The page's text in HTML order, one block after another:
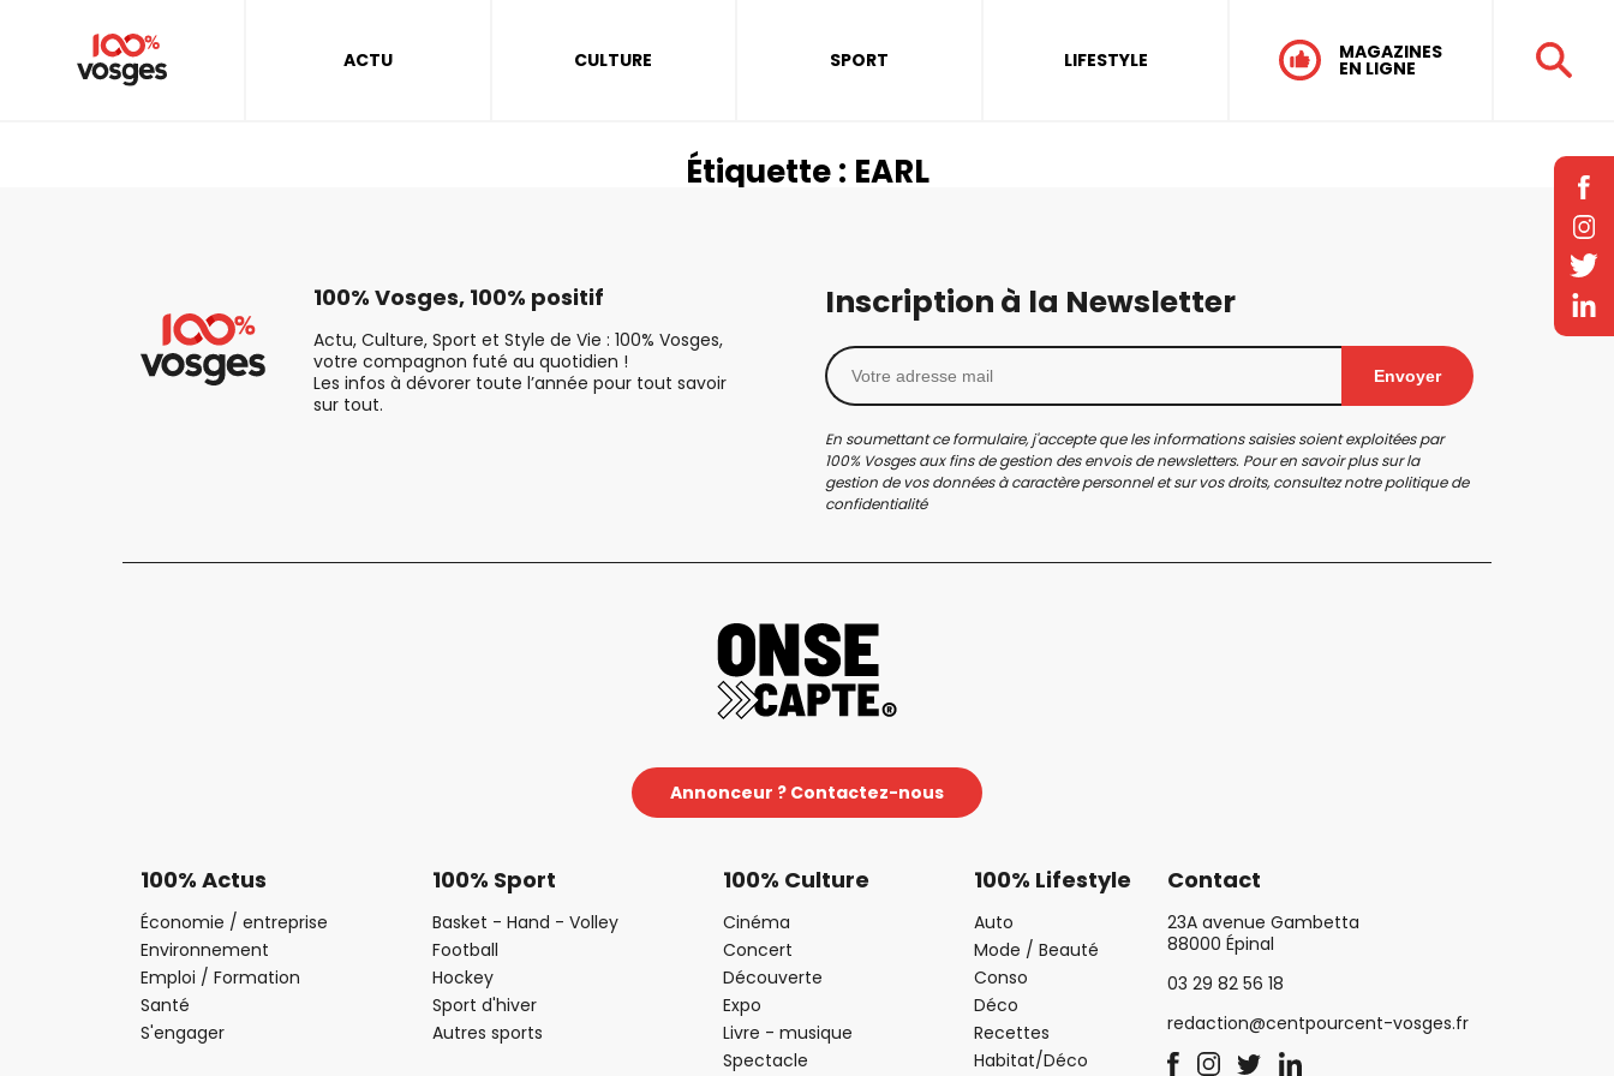
ACTU CULTURE SPORT LIFESTYLE MAGAZINES
EN LIGNE
Étiquette : EARL
100% Vosges, 100% positif
Actu, Culture, Sport et Style de Vie : 100% Vosges,
votre compagnon futé au quotidien !
Les infos à dévorer toute l’année pour tout savoir
sur tout.
Inscription à la Newsletter
Envoyer
En soumettant ce formulaire, j'accepte que les informations saisies soient exploitées par
100% Vosges aux fins de gestion des envois de newsletters. Pour en savoir plus sur la
gestion de vos données à caractère personnel et sur vos droits, consultez notrepolitique de
confidentialité
Annonceur ? Contactez-nous
100% Actus
Économie / entreprise
Environnement
Emploi / Formation
Santé
S'engager
100% Sport
Basket - Hand - Volley
Football
Hockey
Sport d'hiver
Autres sports
100% Culture
Cinéma
Concert
Découverte
Expo
Livre - musique
Spectacle
100% Lifestyle
Auto
Mode / Beauté
Conso
Déco
Recettes
Habitat/Déco
Contact
23A avenue Gambetta
88000 Épinal
03 29 82 56 18
redaction@centpourcent-vosges.fr